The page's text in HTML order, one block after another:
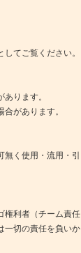
てご覧ください。
ります。
があります。
く使用・流用・引
権利者（チーム責任
一切の責任を負いか